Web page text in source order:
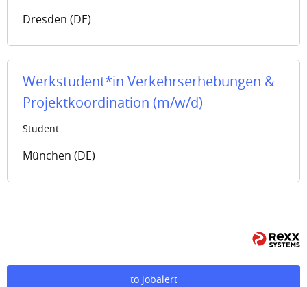
Dresden (DE)
Werkstudent*in Verkehrserhebungen &
Projektkoordination (m/w/d)
Student
München (DE)
to jobalert